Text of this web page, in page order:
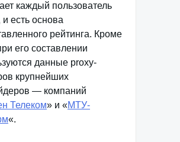
каждый пользователь
и есть основа
рейтинга. Кроме
его составлении
данные proxy-
крупнейших
— компаний
Телеком» и «МТУ-
«.